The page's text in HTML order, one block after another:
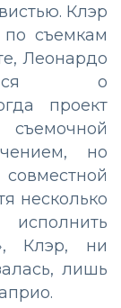
Клэр
по съемкам
Леонардо
о
проект
но
несколько
Клэр, ни
лишь